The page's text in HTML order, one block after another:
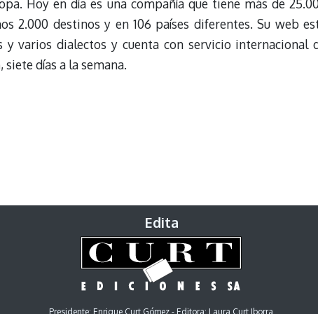
Hoy en día es una compañía que tiene más de
2.000 destinos y en 106 países diferentes. Su web
y varios dialectos y cuenta con servicio internacional
días a la semana.
Edita
Presidente: Enrique Curt Gómez - Editora: Laura Curt Iborra